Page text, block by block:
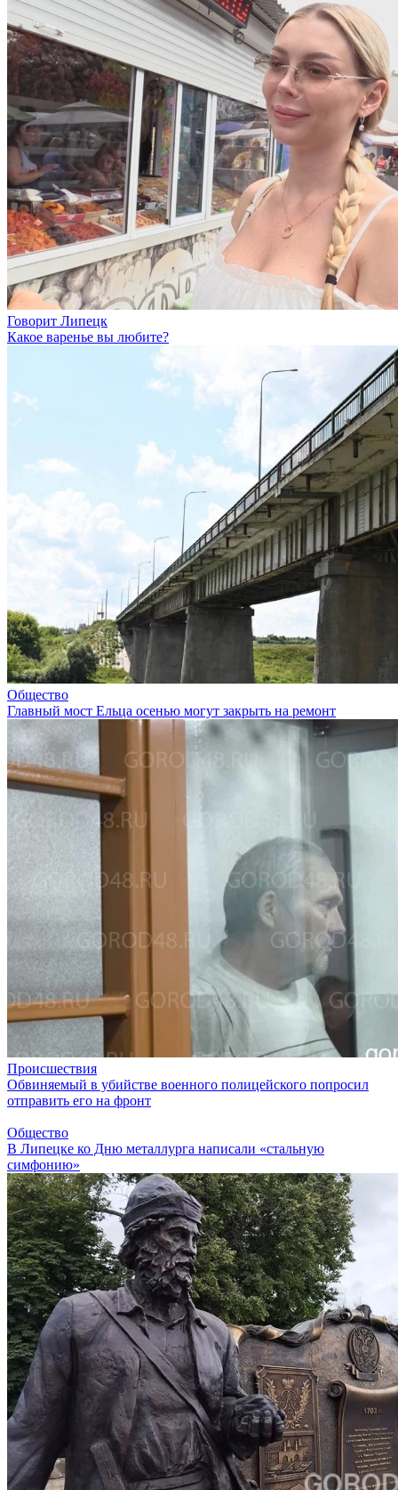
Говорит Липецк
Какое варенье вы любите?
Общество
Главный мост Ельца осенью могут закрыть на ремонт
Происшествия
Обвиняемый в убийстве военного полицейского попросил
отправить его на фронт
Общество
В Липецке ко Дню металлурга написали «стальную
симфонию»